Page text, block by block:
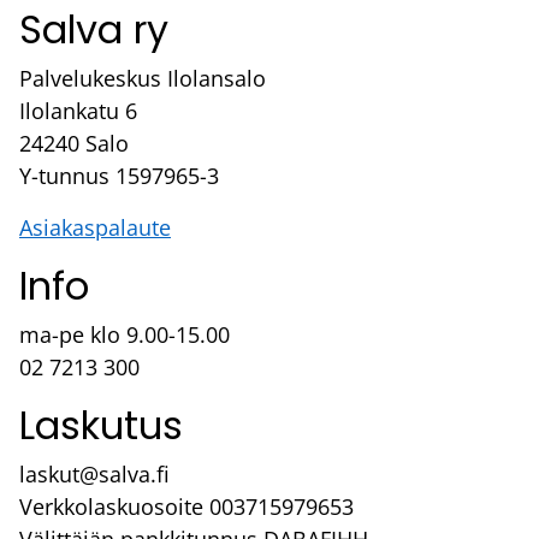
Salva ry
Palvelukeskus Ilolansalo
Ilolankatu 6
24240 Salo
Y-tunnus 1597965-3
Asiakaspalaute
Info
ma-pe klo 9.00-15.00
02 7213 300
Laskutus
laskut@salva.fi
Verkkolaskuosoite 003715979653